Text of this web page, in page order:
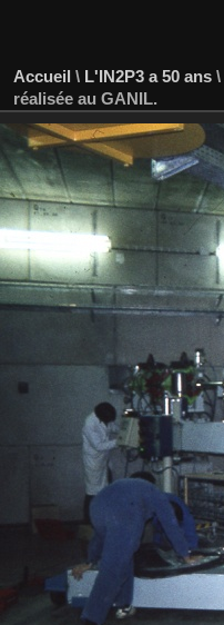
Accueil \ L'IN2P3 a 50 ans \
réalisée au GANIL.